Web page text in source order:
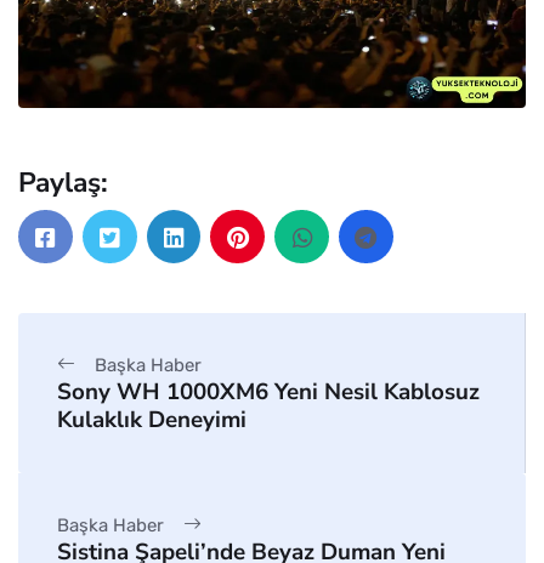
Paylaş:
Başka Haber
Sony WH 1000XM6 Yeni Nesil Kablosuz
Kulaklık Deneyimi
Başka Haber
Sistina Şapeli’nde Beyaz Duman Yeni